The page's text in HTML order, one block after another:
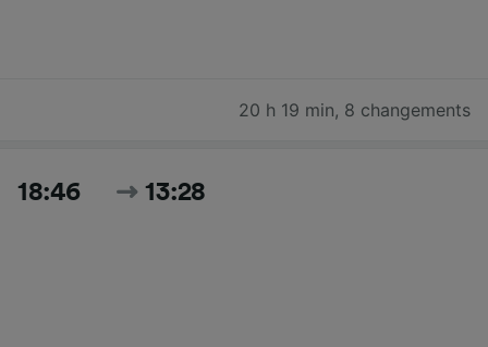
20 h 19 min, 8 changements
18:46 13:28